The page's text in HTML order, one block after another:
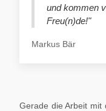
und kommen
Freu(n)de!"
Markus Bär
Gerade die Arbeit mit